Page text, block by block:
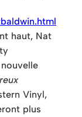
haut, Nat
Vinyl,
plus